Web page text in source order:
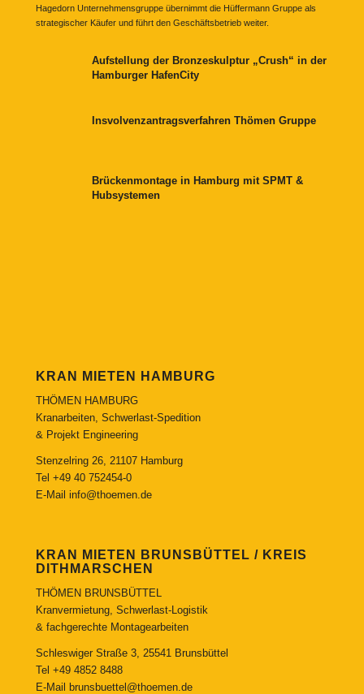
Hagedorn Unternehmensgruppe übernimmt die Hüffermann Gruppe als
strategischer Käufer und führt den Geschäftsbetrieb weiter.
Aufstellung der Bronzeskulptur „Crush“ in der
Hamburger HafenCity
Insvolvenzantragsverfahren Thömen Gruppe
Brückenmontage in Hamburg mit SPMT &
Hubsystemen
KRAN MIETEN HAMBURG
THÖMEN HAMBURG
Kranarbeiten, Schwerlast-Spedition
& Projekt Engineering
Stenzelring 26, 21107 Hamburg
Tel +49 40 752454-0
E-Mail info@thoemen.de
KRAN MIETEN BRUNSBÜTTEL / KREIS
DITHMARSCHEN
THÖMEN BRUNSBÜTTEL
Kranvermietung, Schwerlast-Logistik
& fachgerechte Montagearbeiten
Schleswiger Straße 3, 25541 Brunsbüttel
Tel +49 4852 8488
E-Mail
brunsbuettel@thoemen.de